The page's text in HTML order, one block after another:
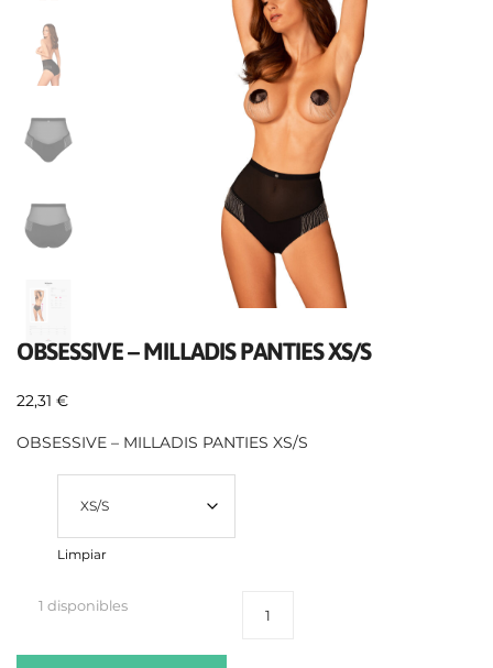
OBSESSIVE – MILLADIS PANTIES XS/S
22,31 €
OBSESSIVE – MILLADIS PANTIES XS/S
Limpiar
1 disponibles